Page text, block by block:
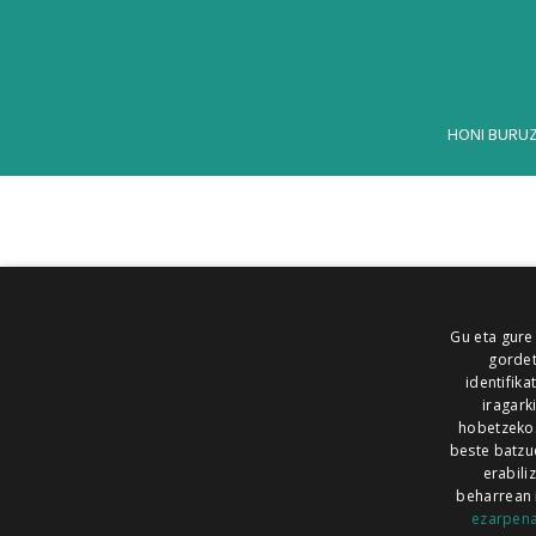
HONI BURUZ
ALEA
Gu eta
hobetzeko.
beste
beharrean